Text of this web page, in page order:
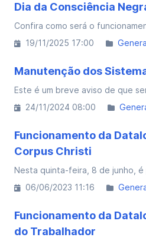
Dia da Consciência
19/11/2025 17:00
Manutenção dos
24/11/2024 08:00
Funcionamento da
Corpus Christi
06/06/2023 11:16
Funcionamento da
do Trabalhador